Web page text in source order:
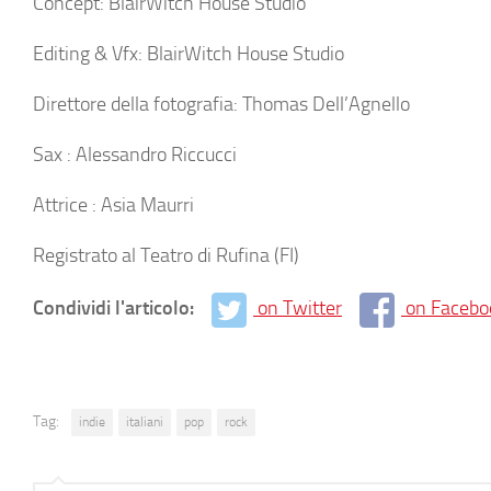
Editing & Vfx: BlairWitch House Studio
Direttore della fotografia: Thomas Dell’Agnello
Sax : Alessandro Riccucci
Attrice : Asia Maurri
Registrato al Teatro di Rufina (FI)
Condividi l'articolo: on Twitter on
Tag: indie italiani pop rock